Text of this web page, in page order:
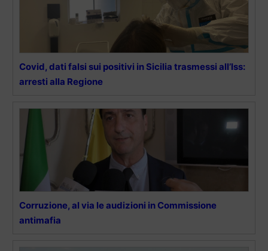
Covid, dati falsi sui positivi in Sicilia trasmessi all’Iss:
arresti alla Regione
Corruzione, al via le audizioni in Commissione
antimafia